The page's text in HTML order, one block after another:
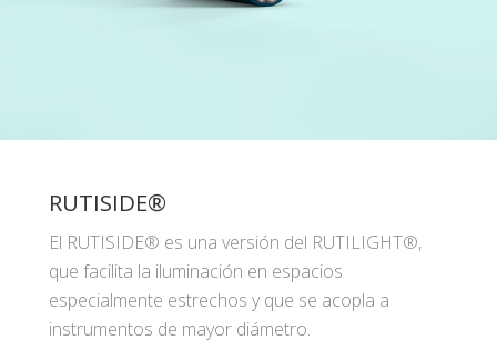
RUTISIDE®
El RUTISIDE® es una versión del RUTILIGHT®,
que facilita la iluminación en espacios
especialmente estrechos y que se acopla a
instrumentos de mayor diámetro.